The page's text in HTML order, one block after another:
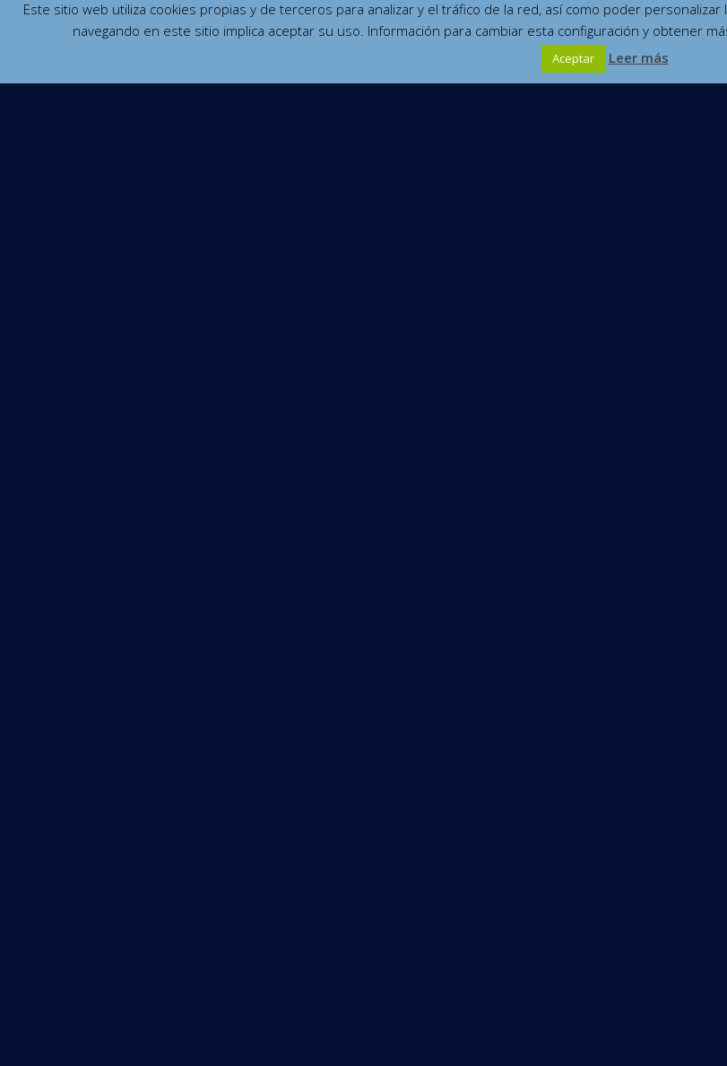
Este sitio web utiliza cookies propias y de terceros para analizar y el tráfico de la red, así como poder
navegando en este sitio implica aceptar su uso. Información para cambiar esta configuración y obtener
Aceptar Leer más